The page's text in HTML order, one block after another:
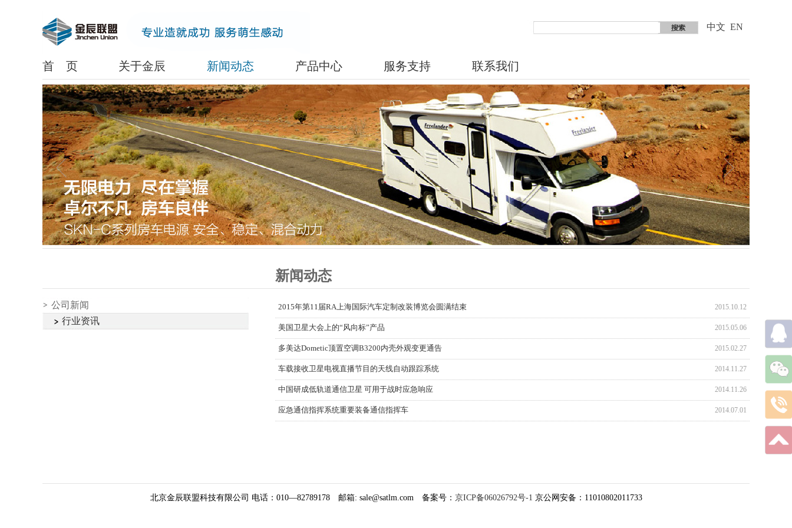
中文 EN
首 页 关于金辰 新闻动态 产品中心 服务支持 联系我们
新闻动态
公司新闻
行业资讯
2015年第11届RA上海国际汽车定制改装博览会圆满结束 2015.10.12
美国卫星大会上的“风向标”产品 2015.05.06
多美达Dometic顶置空调B3200内壳外观变更通告 2015.02.27
车载接收卫星电视直播节目的天线自动跟踪系统 2014.11.27
中国研成低轨道通信卫星 可用于战时应急响应 2014.11.26
应急通信指挥系统重要装备通信指挥车 2014.07.01
北京金辰联盟科技有限公司 电话：010—82789178 邮箱: sale@satlm.com 备案号： 京ICP备06026792号-1 京公网安备：11010802011733